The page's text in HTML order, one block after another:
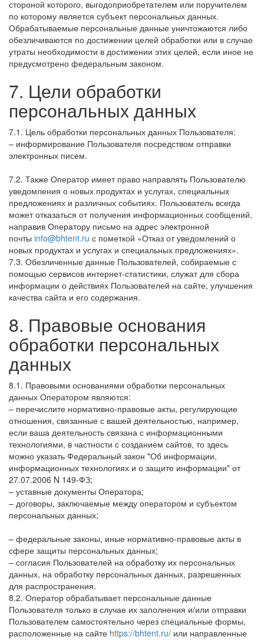
стороной которого, выгодоприобретателем или поручителем
по которому является субъект персональных данных.
Обрабатываемые персональные данные уничтожаются либо
обезличиваются по достижении целей обработки или в случае
утраты необходимости в достижении этих целей, если иное не
предусмотрено федеральным законом.
7. Цели обработки
персональных данных
7.1. Цель обработки персональных данных Пользователя:
– информирование Пользователя посредством отправки
электронных писем.
7.2. Также Оператор имеет право направлять Пользователю
уведомления о новых продуктах и услугах, специальных
предложениях и различных событиях. Пользователь всегда
может отказаться от получения информационных сообщений,
направив Оператору письмо на адрес электронной
почты info@bhtent.ru с пометкой «Отказ от уведомлений о
новых продуктах и услугах и специальных предложениях».
7.3. Обезличенные данные Пользователей, собираемые с
помощью сервисов интернет-статистики, служат для сбора
информации о действиях Пользователей на сайте, улучшения
качества сайта и его содержания.
8. Правовые основания
обработки персональных
данных
8.1. Правовыми основаниями обработки персональных
данных Оператором являются:
– перечислите нормативно-правовые акты, регулирующие
отношения, связанные с вашей деятельностью, например,
если ваша деятельность связана с информационными
технологиями, в частности с созданием сайтов, то здесь
можно указать Федеральный закон "Об информации,
информационных технологиях и о защите информации" от
27.07.2006 N 149-ФЗ;
– уставные документы Оператора;
– договоры, заключаемые между оператором и субъектом
персональных данных;
– федеральные законы, иные нормативно-правовые акты в
сфере защиты персональных данных;
– согласия Пользователей на обработку их персональных
данных, на обработку персональных данных, разрешенных
для распространения.
8.2. Оператор обрабатывает персональные данные
Пользователя только в случае их заполнения и/или отправки
Пользователем самостоятельно через специальные формы,
расположенные на сайте https://bhtent.ru/ или направленные